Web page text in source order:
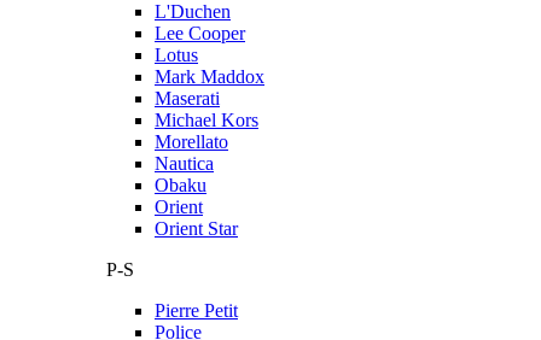
L'Duchen
Lee Cooper
Lotus
Mark Maddox
Maserati
Michael Kors
Morellato
Nautica
Obaku
Orient
Orient Star
P-S
Pierre Petit
Police